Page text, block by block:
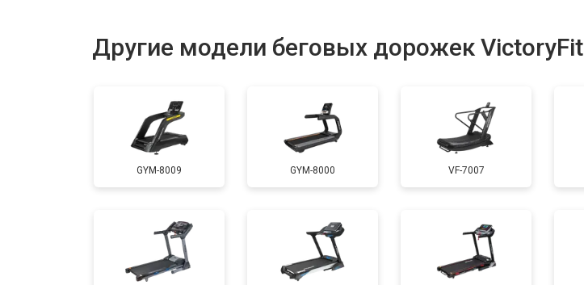
Замена основного двигателя
Обслуживание
Замена платы управления
Другие модели беговых дорожек VictoryFit
GYM-8009 GYM-8000 VF-7007